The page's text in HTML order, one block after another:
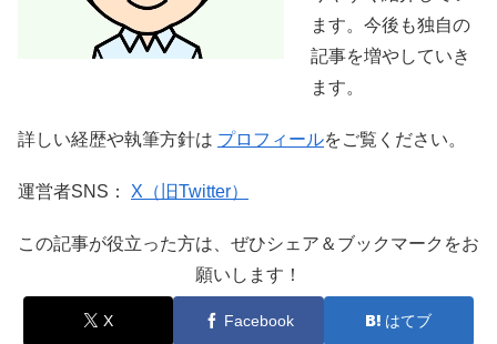
ます。今後も独自の
記事を増やしていき
ます。
詳しい経歴や執筆方針は プロフィールをご覧ください。
運営者SNS： X（旧Twitter）
この記事が役立った方は、ぜひシェア＆ブックマークをお
願いします！
X Facebook はてブ